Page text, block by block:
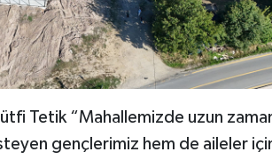
Tetik “Mahallemizde uzun
gençlerimiz hem de aileler